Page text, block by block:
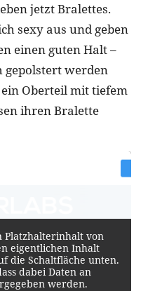
jetzt Bralettes.
sexy aus und geben
einen guten Halt –
gepolstert werden
Oberteil mit tiefem
ihren Bralette
Platzhalterinhalt von
eigentlichen Inhalt
die Schaltfläche unten.
dabei Daten an
werden.